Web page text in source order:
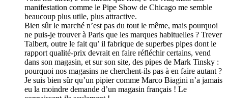
manifestation comme le Pipe Show de Chicago me semble
beaucoup plus utile, plus attractive.
Bien sûr le marché n’est pas du tout le même, mais pourquoi
ne puis-je trouver à Paris que les marques habituelles ? Trever
Talbert, outre le fait qu’ il fabrique de superbes pipes dont le
rapport qualité-prix devrait en faire réfléchir certains, vend
dans son magasin, et sur son site, des pipes de Mark Tinsky :
pourquoi nos magasins ne cherchent-ils pas à en faire autant ?
Je suis bien sûr qu’un pipier comme Marco Biagini n’a jamais
eu la moindre demande d’un magasin français ! Le